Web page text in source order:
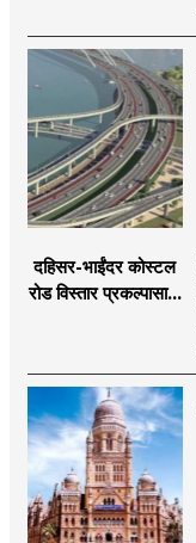
सुरुवात;
दहिसर-भाईंदर कोस्टल
रोड विस्तार प्रकल्पासाठी
मंजुरीची प्रतीक्षा